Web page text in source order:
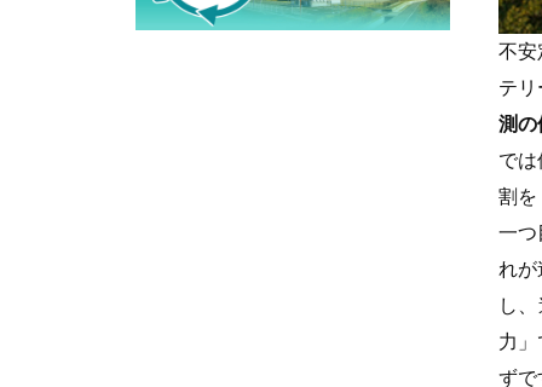
不安
テ
測の
で
割を
一つ
れ
し
力
ずで